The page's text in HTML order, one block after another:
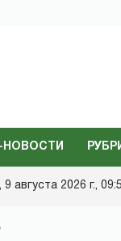
НОВОСТИ
августа 2026 г.,